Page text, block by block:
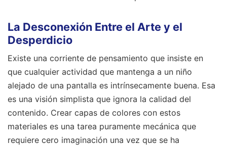
La Desconexión Entre el Arte y el
Desperdicio
Existe una corriente de pensamiento que insiste en
que cualquier actividad que mantenga a un niño
alejado de una pantalla es intrínsecamente buena. Esa
es una visión simplista que ignora la calidad del
contenido. Crear capas de colores con estos
materiales es una tarea puramente mecánica que
requiere cero imaginación una vez que se ha